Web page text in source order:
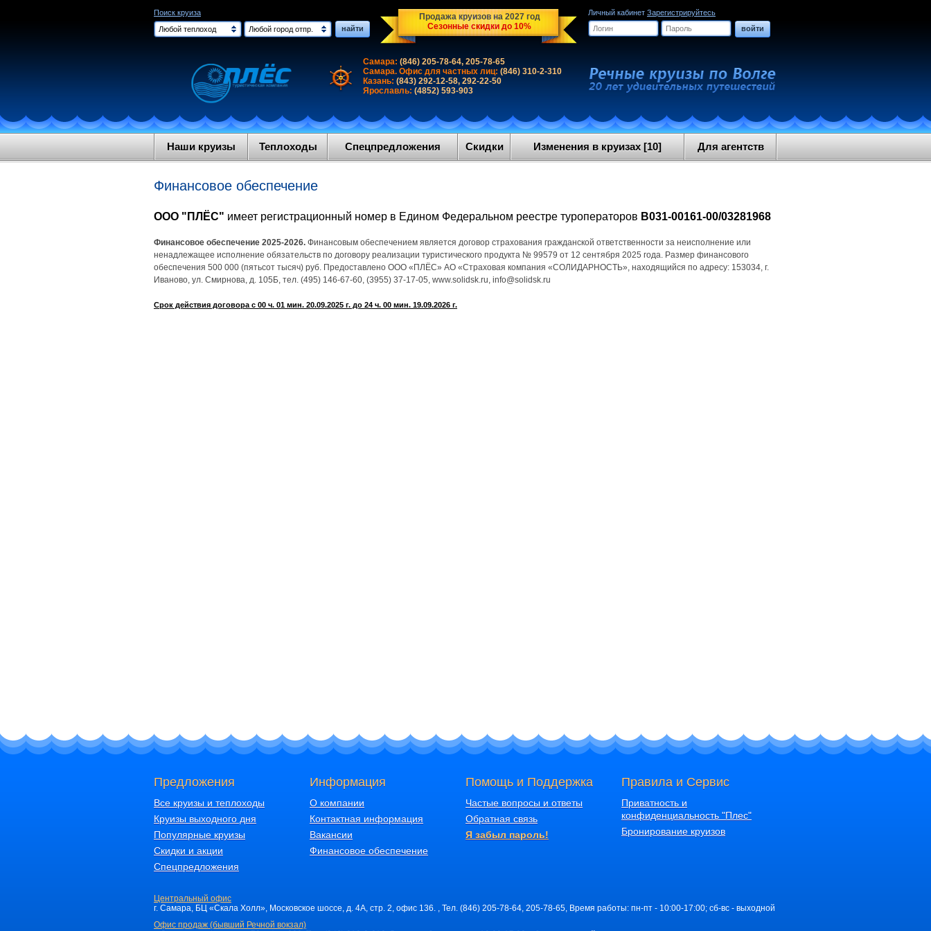
Поиск круиза
Любой теплоход
Любой город отпр. найти
Продажа круизов на 2027 год
Сезонные скидки до 10%
Личный кабинет Зарегистрируйтесь
войти
Самара: (846) 205-78-64, 205-78-65
Самара. Офис для частных лиц: (846) 310-2-310
Казань: (843) 292-12-58, 292-22-50
Ярославль: (4852) 593-903
Наши круизы Теплоходы Спецпредложения Скидки Изменения в круизах [10] Для агентств
Финансовое обеспечение
ООО "ПЛЁС" имеет регистрационный номер в Едином Федеральном реестре туроператоров В031-00161-00/03281968
Финансовое обеспечение 2025-2026. Финансовым обеспечением является договор страхования гражданской ответственности за неисполнение или
ненадлежащее исполнение обязательств по договору реализации туристического продукта № 99579 от 12 сентября 2025 года. Размер финансового
обеспечения 500 000 (пятьсот тысяч) руб. Предоставлено ООО «ПЛЁС» АО «Страховая компания «СОЛИДАРНОСТЬ», находящийся по адресу: 153034, г.
Иваново, ул. Смирнова, д. 105Б, тел. (495) 146-67-60, (3955) 37-17-05, www.solidsk.ru, info@solidsk.ru
Срок действия договора с 00 ч. 01 мин. 20.09.2025 г. до 24 ч. 00 мин. 19.09.2026 г.
Предложения
Все круизы и теплоходы
Круизы выходного дня
Популярные круизы
Скидки и акции
Спецпредложения
Информация
О компании
Контактная информация
Вакансии
Финансовое обеспечение
Помощь и Поддержка
Частые вопросы и ответы
Обратная связь
Я забыл пароль!
Правила и Сервис
Приватность и
конфиденциальность "Плес"
Бронирование круизов
Центральный офис
г. Самара, БЦ «Скала Холл», Московское шоссе, д. 4А, стр. 2, офис 136. , Тел. (846) 205-78-64, 205-78-65, Время работы: пн-пт - 10:00-17:00; сб-вс - выходной
Офис продаж (бывший Речной вокзал)